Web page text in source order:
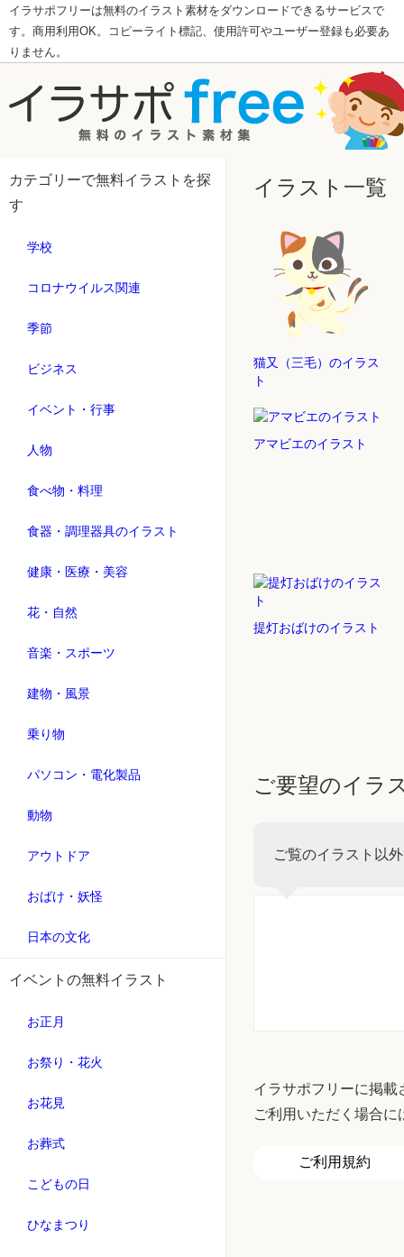
イラサポフリーは無料のイラスト素材をダウンロードできるサービスで
す。商用利用OK。コピーライト標記、使用許可やユーザー登録も必要あ
りません。
カテゴリーで無料イラストを探
す
学校
コロナウイルス関連
季節
ビジネス
イベント・行事
人物
食べ物・料理
食器・調理器具のイラスト
健康・医療・美容
花・自然
音楽・スポーツ
建物・風景
乗り物
パソコン・電化製品
動物
アウトドア
おばけ・妖怪
日本の文化
イベントの無料イラスト
お正月
お祭り・花火
お花見
お葬式
こどもの日
ひなまつり
イラスト一覧
猫又（三毛）のイラス
ト
アマビエのイラスト
提灯おばけのイラスト
ご要望のイラ
ご覧のイラスト以
イラサポフリーに掲
ご利用いただく場合に
ご利用規約